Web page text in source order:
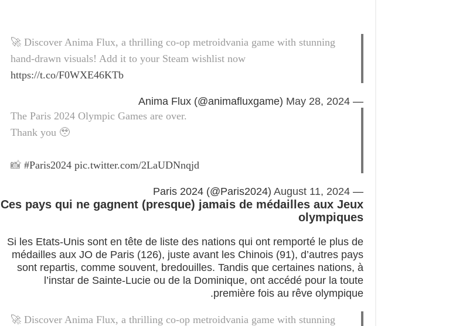
🚀 Discover Anima Flux, a thrilling co-op metroidvania game with stunning
hand-drawn visuals! Add it to your Steam wishlist now
https://t.co/F0WXE46KTb
— Anima Flux (@animafluxgame)
May 28, 2024
The Paris 2024 Olympic Games are over.
Thank you 🥹
📸 #Paris2024 pic.twitter.com/2LaUDNnqjd
— Paris 2024 (@Paris2024)
August 11, 2024
Ces pays qui ne gagnent (presque) jamais de médailles aux Jeux
olympiques
Si les Etats-Unis sont en tête de liste des nations qui ont remporté le plus de
médailles aux JO de Paris (126), juste avant les Chinois (91), d’autres pays
sont repartis, comme souvent, bredouilles. Tandis que certaines nations, à
l’instar de Sainte-Lucie ou de la Dominique, ont accédé pour la toute
première fois au rêve olympique.
🚀 Discover Anima Flux, a thrilling co-op metroidvania game with stunning